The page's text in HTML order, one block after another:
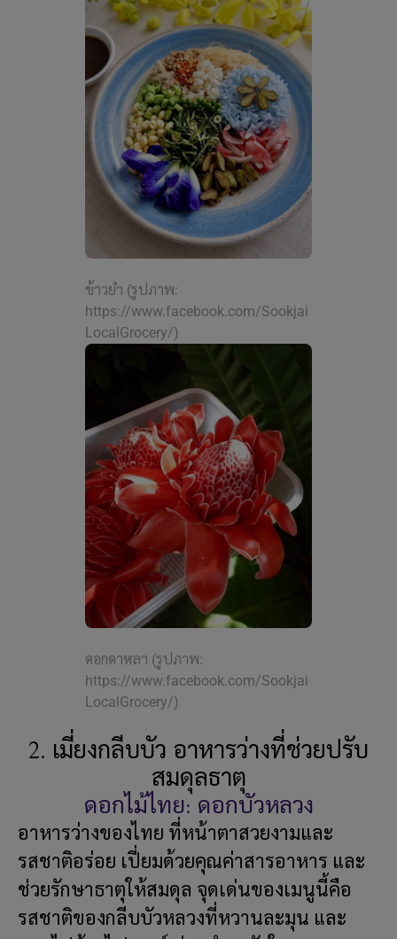
ข้าวยำ (รูปภาพ:
https://www.facebook.com/Sookjai
LocalGrocery/)
ดอกดาหลา (รูปภาพ:
https://www.facebook.com/Sookjai
LocalGrocery/)
2. เมี่ยงกลีบบัว อาหารว่างที่ช่วยปรับ
สมดุลธาตุ
ดอกไม้ไทย: ดอกบัวหลวง
อาหารว่างของไทย ที่หน้าตาสวยงามและ
รสชาติอร่อย เปี่ยมด้วยคุณค่าสารอาหาร และ
ช่วยรักษาธาตุให้สมดุล จุดเด่นของเมนูนี้คือ
รสชาติของกลีบบัวหลวงที่หวานละมุน และ